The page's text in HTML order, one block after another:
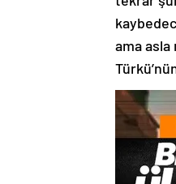
ama asla